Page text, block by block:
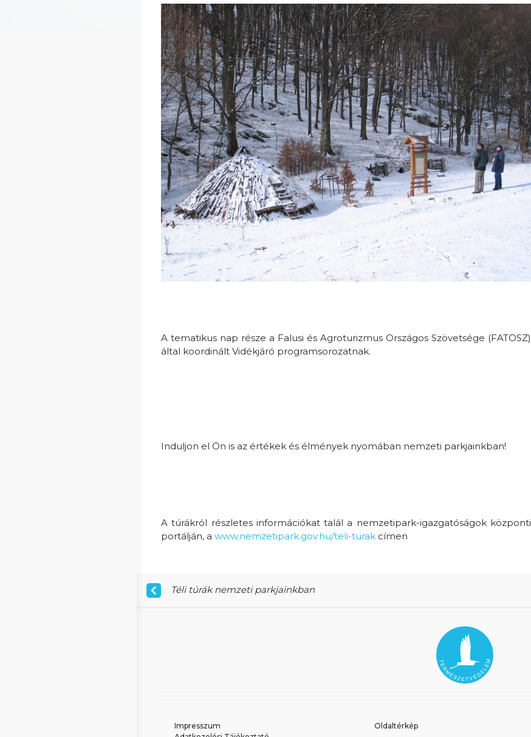
A tematikus nap része a Falusi és Agroturizmus Országos Szövetsége (FATOSZ)
által koordinált Vidékjáró programsorozatnak.
Induljon el Ön is az értékek és élmények nyomában nemzeti parkjainkban!
A túrákról részletes információkat talál a nemzetipark-igazgatóságok központi
portálján, a www.nemzetipark.gov.hu/teli-turak címen
Téli túrák nemzeti parkjainkban
Impresszum
Oldaltérkép